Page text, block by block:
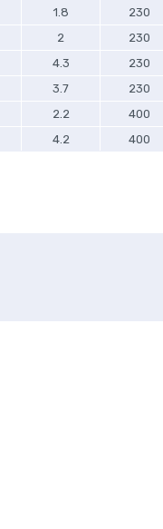
1.8 230
2 230
4.3 230
3.7 230
2.2 400
4.2 400